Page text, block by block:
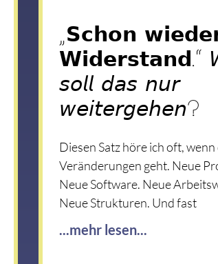
„𝗦𝗰𝗵𝗼𝗻
𝗪𝗶𝗱𝗲𝗿𝘀𝘁𝗮𝗻𝗱.“
𝘴𝘰𝘭𝘭 𝘥𝘢𝘴 𝘯𝘶𝘳
𝘸𝘦𝘪𝘵𝘦𝘳𝘨𝘦𝘩𝘦𝘯?
Diesen Satz höre ich oft, wenn
Veränderungen geht. Neue
Neue Software. Neue
Neue Strukturen. Und fast
...mehr lesen...